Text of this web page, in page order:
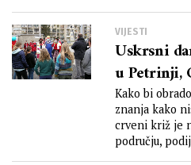
VIJESTI
Uskrsni
u Petrinji,
Kako bi
znanja kako
crveni križ je
području,